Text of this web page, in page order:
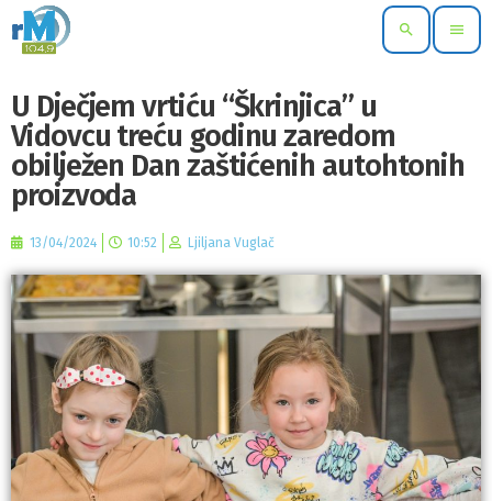
search menu
U Dječjem vrtiću “Škrinjica” u
Vidovcu treću godinu zaredom
obilježen Dan zaštićenih autohtonih
proizvoda
13/04/2024 10:52 Ljiljana Vuglač